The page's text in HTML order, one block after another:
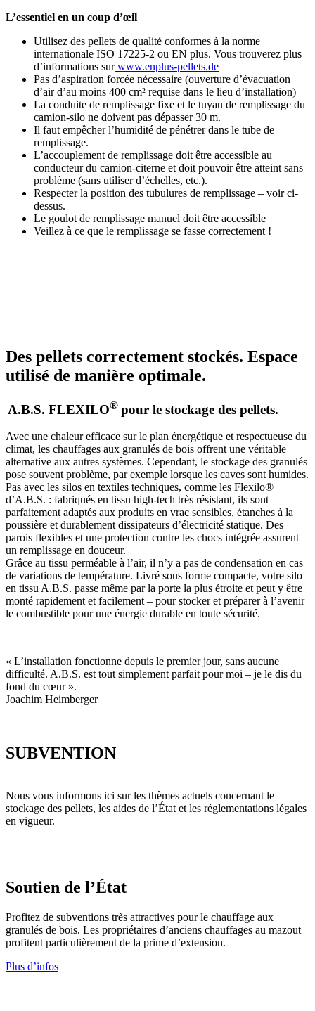
L’essentiel en un coup d’œil
Utilisez des pellets de qualité conformes à la norme
internationale ISO 17225-2 ou EN plus. Vous trouverez plus
d’informations surwww.enplus-pellets.de
Pas d’aspiration forcée nécessaire (ouverture d’évacuation
d’air d’au moins 400 cm² requise dans le lieu d’installation)
La conduite de remplissage fixe et le tuyau de remplissage du
camion-silo ne doivent pas dépasser 30 m.
Il faut empêcher l’humidité de pénétrer dans le tube de
remplissage.
L’accouplement de remplissage doit être accessible au
conducteur du camion-citerne et doit pouvoir être atteint sans
problème (sans utiliser d’échelles, etc.).
Respecter la position des tubulures de remplissage – voir ci-
dessus.
Le goulot de remplissage manuel doit être accessible
Veillez à ce que le remplissage se fasse correctement !
Des pellets correctement stockés. Espace
utilisé de manière optimale.
A.B.S. FLEXILO® pour le stockage des pellets.
Avec une chaleur efficace sur le plan énergétique et respectueuse du
climat, les chauffages aux granulés de bois offrent une véritable
alternative aux autres systèmes. Cependant, le stockage des granulés
pose souvent problème, par exemple lorsque les caves sont humides.
Pas avec les silos en textiles techniques, comme les Flexilo®
d’A.B.S. : fabriqués en tissu high-tech très résistant, ils sont
parfaitement adaptés aux produits en vrac sensibles, étanches à la
poussière et durablement dissipateurs d’électricité statique. Des
parois flexibles et une protection contre les chocs intégrée assurent
un remplissage en douceur.
Grâce au tissu perméable à l’air, il n’y a pas de condensation en cas
de variations de température. Livré sous forme compacte, votre silo
en tissu A.B.S. passe même par la porte la plus étroite et peut y être
monté rapidement et facilement – pour stocker et préparer à l’avenir
le combustible pour une énergie durable en toute sécurité.
« L’installation fonctionne depuis le premier jour, sans aucune
difficulté. A.B.S. est tout simplement parfait pour moi – je le dis du
fond du cœur ».
Joachim Heimberger
SUBVENTION
Nous vous informons ici sur les thèmes actuels concernant le
stockage des pellets, les aides de l’État et les réglementations légales
en vigueur.
Soutien de l’État
Profitez de subventions très attractives pour le chauffage aux
granulés de bois. Les propriétaires d’anciens chauffages au mazout
profitent particulièrement de la prime d’extension.
Plus d’infos